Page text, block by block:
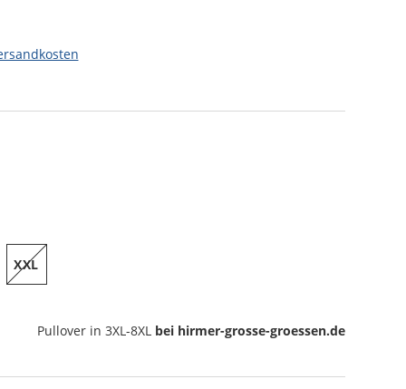
XXL
Pullover in 3XL-8XL bei hirmer-grosse-groessen.de